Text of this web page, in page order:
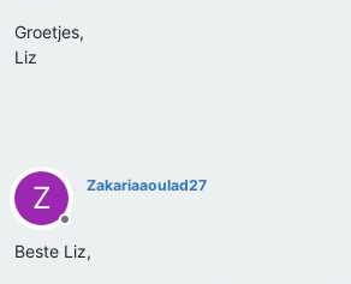
Groetjes,
Liz
Z
Offline
Zakariaaoulad27
Beste Liz,